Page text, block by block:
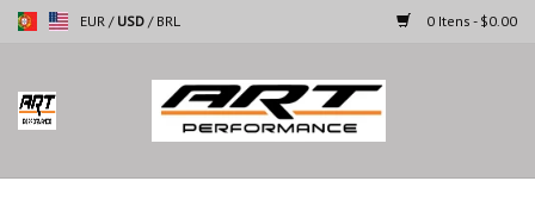
EUR / USD / BRL 0 Itens - $0.00
Página inicial
Motocicletas